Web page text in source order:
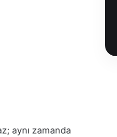
aynı zamanda